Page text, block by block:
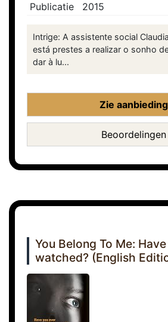
Publicatie
2015
Intrige: A assistente social
está prestes a realizar o sonho
dar à lu...
Zie aanbieding
Beoordelingen
You Belong To Me:
watched? (English